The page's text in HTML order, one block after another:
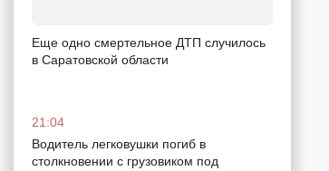
Еще одно смертельное ДТП случилось
в Саратовской области
21:04
Водитель легковушки погиб в
столкновении с грузовиком под